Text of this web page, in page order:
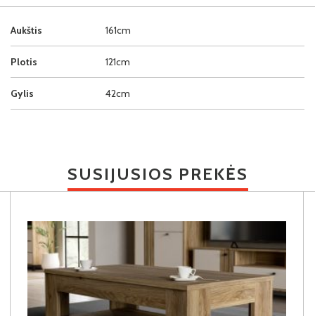
Aukštis 161cm
Plotis 121cm
Gylis 42cm
SUSIJUSIOS PREKĖS